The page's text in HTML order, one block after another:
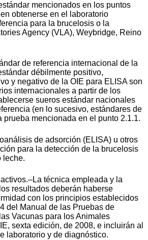
mencionados en los puntos
obtenerse en el laboratorio
para la brucelosis o la
Agency (VLA), Weybridge, Reino
de referencia internacional de la
débilmente positivo,
y negativo de la OIE para ELISA son
internacionales a partir de los
sueros estándar nacionales
(en lo sucesivo, estándares de
prueba mencionada en el punto 2.1.1.
de adsorción (ELISA) u otros
para la detección de la brucelosis
leche.
técnica empleada y la
resultados deberán haberse
con los principios establecidos
del Manual de las Pruebas de
Vacunas para los Animales
sexta edición, de 2008, e incluirán al
laboratorio y de diagnóstico.